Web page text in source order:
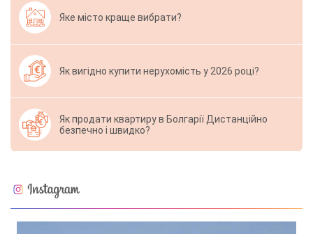
Яке місто краще вибрати?
Як вигідно купити нерухомість у 2026 році?
Як продати квартиру в Болгарії Дистанційно
безпечно і швидко?